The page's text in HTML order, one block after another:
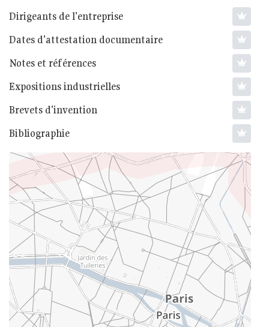
Dirigeants de l'entreprise
Dates d'attestation documentaire
Notes et références
Expositions industrielles
Brevets d'invention
Bibliographie